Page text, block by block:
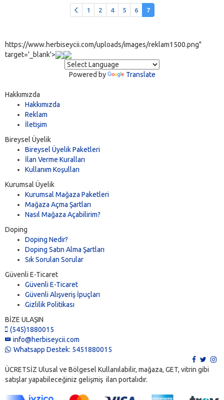
1 2 4 5 6 7
https://www.herbiseycii.com/uploads/images/reklam1500.png"
target='_blank'>
Powered by Translate
Hakkımızda
Hakkımızda
Reklam
İletişim
Bireysel Üyelik
Bireysel Üyelik Paketleri
İlan Verme Kuralları
Kullanım Koşulları
Kurumsal Üyelik
Kurumsal Mağaza Paketleri
Mağaza Açma Şartları
Nasıl Mağaza Açabilirim?
Doping
Doping Nedir?
Doping Satın Alma Şartları
Sık Sorulan Sorular
Güvenli E-Ticaret
Güvenli E-Ticaret
Güvenli Alışveriş İpuçları
Gizlilik Politikası
BİZE ULAŞIN
(545)1880015
info@herbiseycii.com
Whatsapp Destek: 5451880015
ÜCRETSİZ Ulusal ve Bölgesel Kullanılabilir, mağaza, GET, vitrin gibi
satışlar yapabileceğiniz gelişmiş ilan portalıdır.